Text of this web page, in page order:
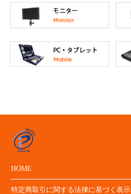
HOME
特定商取引に関する法律に基づく表示